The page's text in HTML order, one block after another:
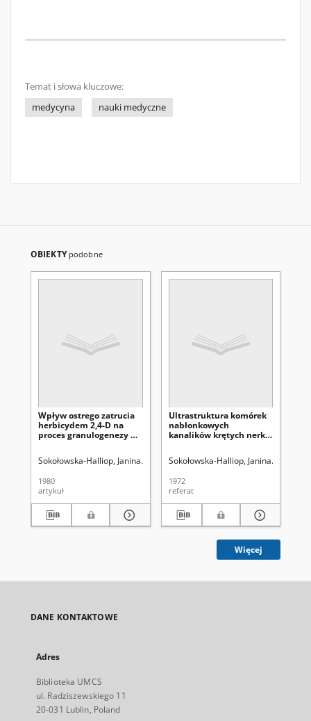
Temat i słowa kluczowe:
medycyna
nauki medyczne
OBIEKTY podobne
Wpływ ostrego zatrucia
herbicydem 2,4-D na
proces granulogenezy w
Sokołowska-Halliop, Janina Latalski, Maciej (1936-2008) Tochman,
1980
artykuł
Ultrastruktura komórek
nabłonkowych
kanalików krętych nerki
Sokołowska-Halliop, Janina
1972
referat
Więcej
DANE KONTAKTOWE
Adres
Biblioteka UMCS
ul. Radziszewskiego 11
20-031 Lublin, Poland